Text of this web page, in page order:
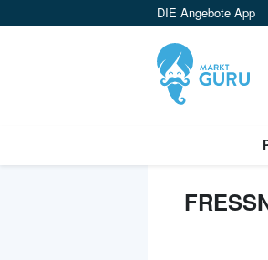
DIE Angebote App